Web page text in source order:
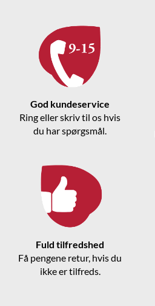
God kundeservice
Ring eller skriv til os hvis
du har spørgsmål.
Fuld tilfredshed
Få pengene retur, hvis du
ikke er tilfreds.